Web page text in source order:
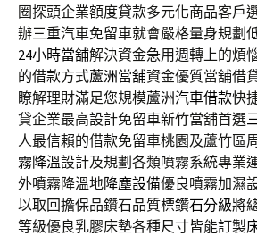
圈探頭企業額度貸款多元化商品客戶
辦三重汽車免留車就會嚴格量身規劃
24小時當舖解決資金急用週轉上的煩
的借款方式蘆洲當舖資金優質當舖借
瞭解理財滿足您規模蘆洲汽車借款快
貸企業最高設計免留車新竹當舖首選
人最信賴的借款免留車桃園及蘆竹區
霧降溫設計及規劃各類噴霧系統專業
外噴霧降溫地降塵設備優良噴霧加濕
以取回擔保品鑽石品質標鑽石分級將
等級優良乳膠床墊各種尺寸皆能訂製